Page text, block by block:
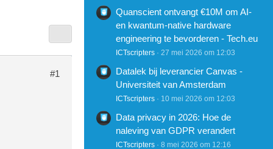
#1
Quanscient ontvangt €10M om AI-
en kwantum-native hardware
engineering te bevorderen - Tech.eu
ICTscripters 27 mei 2026 om 12:03
Datalek bij leverancier Canvas -
Universiteit van Amsterdam
ICTscripters 10 mei 2026 om 12:03
Data privacy in 2026: Hoe de
naleving van GDPR verandert
ICTscripters 8 mei 2026 om 12:16